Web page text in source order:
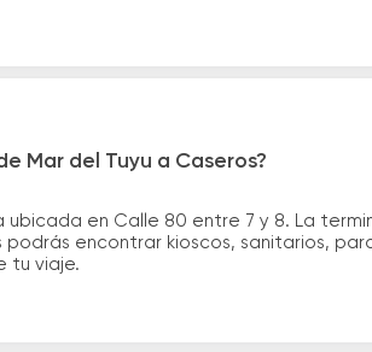
Mar del Tuyu a Caseros?
ubicada en Calle 80 entre 7 y 8. La
podrás encontrar kioscos, sanitarios,
tu viaje.